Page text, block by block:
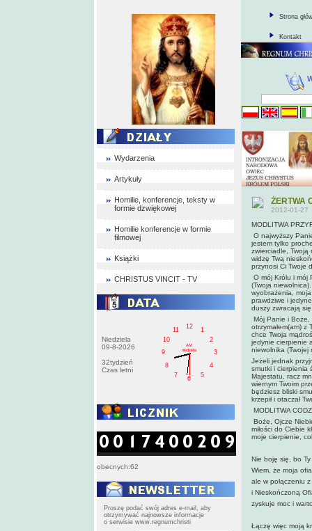
Wydarzenia
Artykuły
Homilie, konferencje, teksty w
formie dzwiękowej
Homilie konferencje w formie
filmowej
Książki
CHRISTUS VINCIT - TV
Niedziela
09-8-2026
32tydzień
Czas letni
1
2
3
4
5
6
7
8
9
10
11
12
AM
niedziela
obecnych:62
Proszę podać swój adres e-mail, aby
otrzymywać najnowsze informacje
o serwisie www.regnumchristi
Strona
Kontakt
ŻERTWA
2012-01-27
MODLITWA
O najwyższy
jestem tylko
zwierciadle, Twoją
widzę Twą
przynosi Ci Twoje
O mój Królu i mój
(Twoja
wyobrażenia,
prawdziwe i
duszy zwracają
Mój Panie i Boże,
otrzymałem(am)
chce Twoja
jedynie cierpienie
niewolnika (Twojej
Jeżeli jednak
smutki i cierpienia
Majestatu, racz
wiernym Twoim
będziesz bliski
krzepił i otaczał
MODLITWA
Boże, Ojcze
miłości do Ciebie
moje cierpienie,
Nie boję się, bo Ty
Wiem, że moja
ale w połączeniu
i Nieskończoną
zyskuje moc i
Łączę więc moją